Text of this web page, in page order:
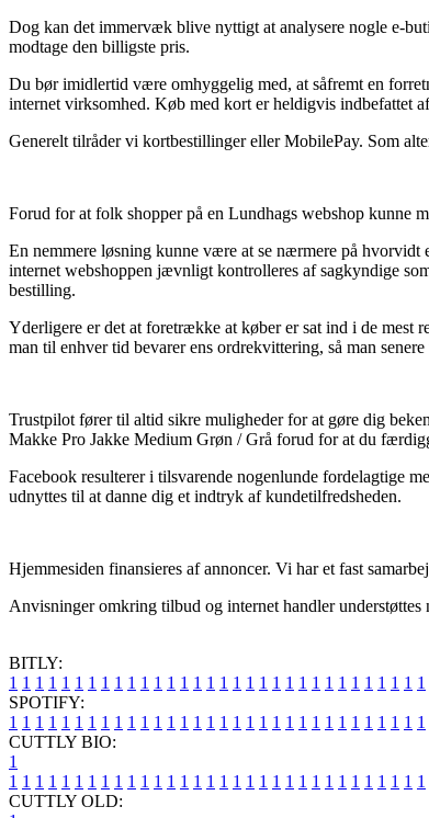
Dog kan det immervæk blive nyttigt at analysere nogle e-
modtage den billigste pris.
Du bør imidlertid være omhyggelig med, at såfremt en
internet virksomhed. Køb med kort er heldigvis indbefattet
Generelt tilråder vi kortbestillinger eller MobilePay. Som
Forud for at folk shopper på en Lundhags webshop kunne
En nemmere løsning kunne være at se nærmere på
internet webshoppen jævnligt kontrolleres af sagkyndige
bestilling.
Yderligere er det at foretrække at køber er sat ind i de mest
man til enhver tid bevarer ens ordrekvittering, så man
Trustpilot fører til altid sikre muligheder for at gøre dig
Makke Pro Jakke Medium Grøn / Grå forud for at du
Facebook resulterer i tilsvarende nogenlunde fordelagtige
udnyttes til at danne dig et indtryk af kundetilfredsheden.
Hjemmesiden finansieres af annoncer. Vi har et fast
Anvisninger omkring tilbud og internet handler understøttes
BITLY:
1 1 1 1 1 1 1 1 1 1 1 1 1 1 1 1 1 1 1 1 1 1 1 1 1 1 1 1 1 1 1 1
SPOTIFY:
1 1 1 1 1 1 1 1 1 1 1 1 1 1 1 1 1 1 1 1 1 1 1 1 1 1 1 1 1 1 1 1
CUTTLY BIO:
1
1 1 1 1 1 1 1 1 1 1 1 1 1 1 1 1 1 1 1 1 1 1 1 1 1 1 1 1 1 1 1 1
CUTTLY OLD: